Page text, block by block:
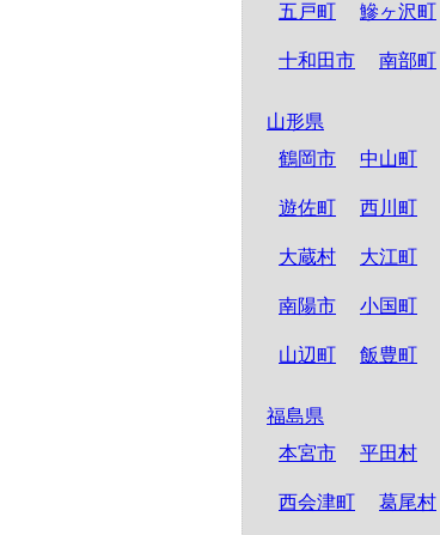
五戸町 鰺ヶ沢町
十和田市 南部町
山形県
鶴岡市
中山町
遊佐町 西川町
大蔵村 大江町
南陽市 小国町
山辺町 飯豊町
福島県
本宮市
平田村
西会津町 葛尾村